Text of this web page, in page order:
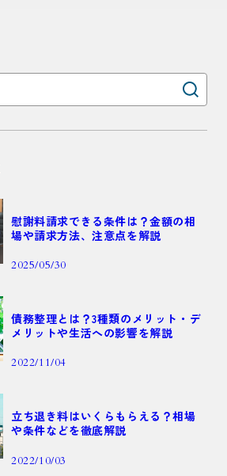
慰謝料請求できる条件は？金額の相
場や請求方法、注意点を解説
2025/05/30
債務整理とは？3種類のメリット・デ
メリットや生活への影響を解説
2022/11/04
立ち退き料はいくらもらえる？相場
や条件などを徹底解説
2022/10/03